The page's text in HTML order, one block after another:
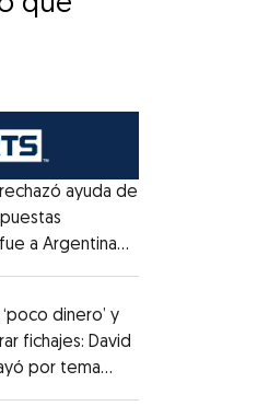
ayuda de
a Argentina
dinero’ y
fichajes: David
por tema